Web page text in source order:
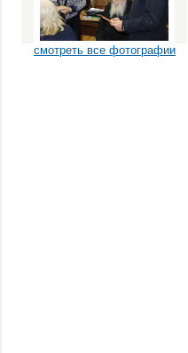
смотреть все фотографии